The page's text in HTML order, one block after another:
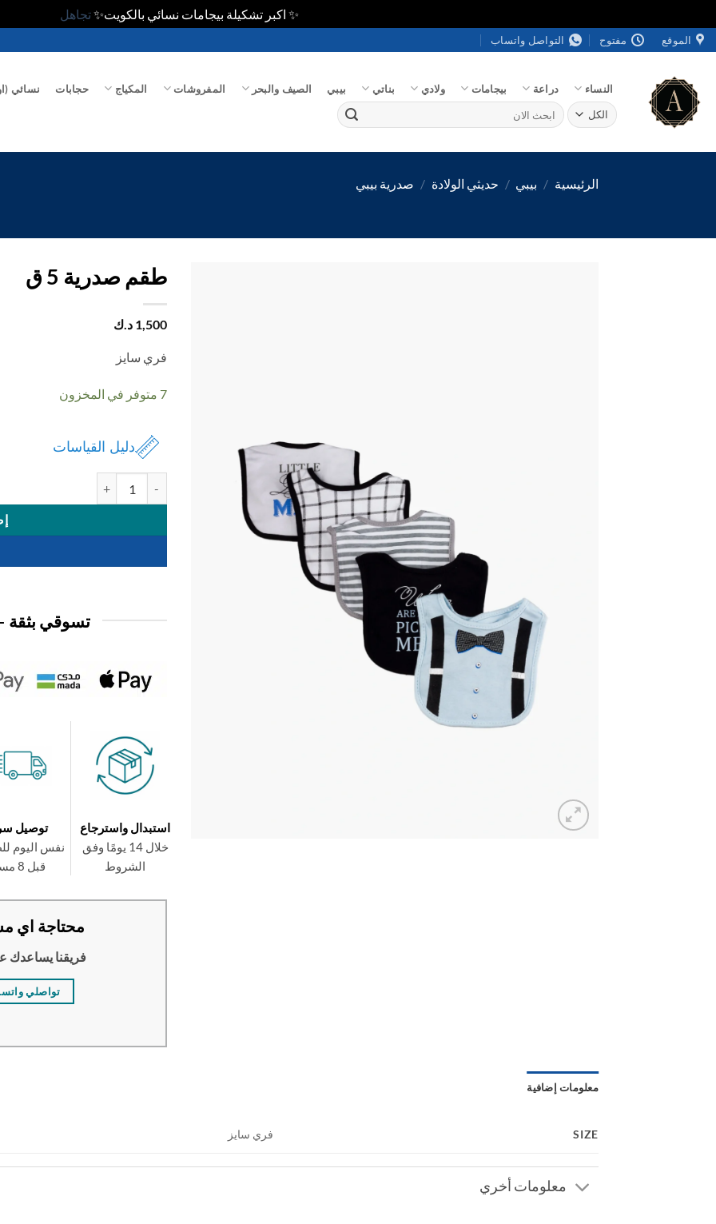
✨ اكبر تشكيلة بيجامات نسائي بالكويت✨تجاهل
تخطي
للمحتوى
الموقع مفتوح التواصل واتساب
النساء دراعة بيجامات ولادي بناتي بيبي الصيف والبحر المفروشات المكياج حجابات نسائي
البحث
عن:
الرئيسية / بيبي / حديثي الولادة / صدرية بيبي
طقم صدرية 5 ق
1,500 د.ك
فري سايز
7 متوفر في المخزون
دليل القياسات
تسوقي بثقة
استبدال واسترجاع
خلال 14 يومًا وفق
الشروط
توصيل
نفس اليوم
قبل 8 مساءً
محتاجة اي
فريقنا يساعدك
تواصلي
معلومات إضافية
SIZE فري سايز
معلومات أخري